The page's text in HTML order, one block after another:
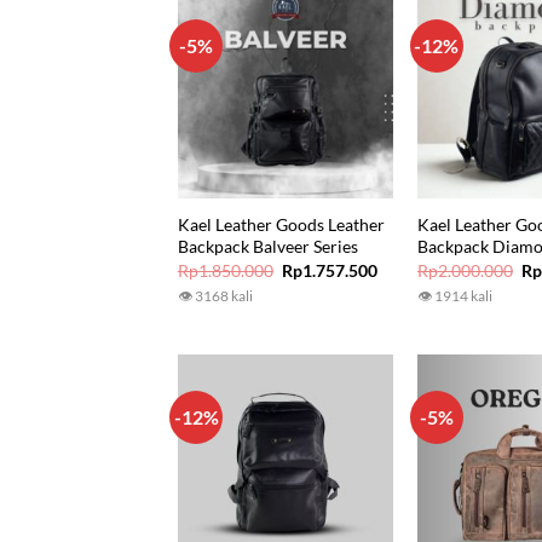
-5%
Kael Leather Goods Leather
Backpack Balveer Series
Rp1.850.000 Original
price
Rp1.757.500Current
👁 3168 kali
-12%
Kael Leather
Backpack
Rp2.000.000 Rp
👁 1914 kali
-12% -5%